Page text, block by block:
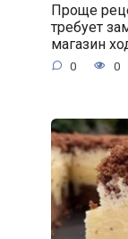
Проще
требует
магазин
0 0